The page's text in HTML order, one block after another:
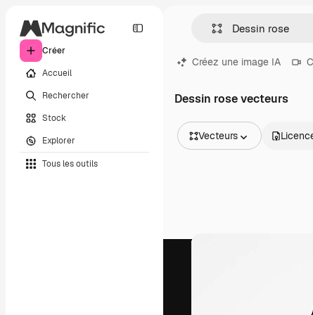
Créer
Accueil
Rechercher
Stock
Explorer
Tous les outils
Créez une image IA
Dessin rose vecteurs
Vecteurs
Vidéos